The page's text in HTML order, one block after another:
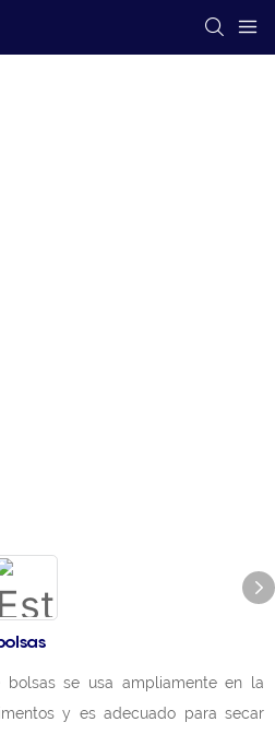
bolsas se usa ampliamente en la
y es adecuado para secar